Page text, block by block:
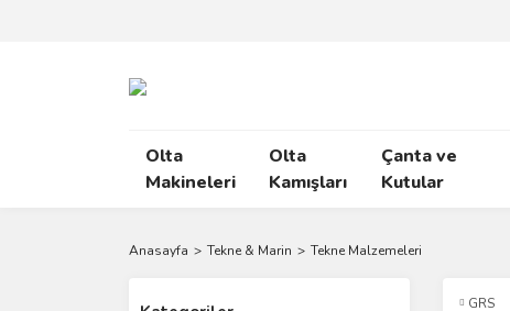
Olta
Makineleri
Olta
Kamışları
Çanta ve
Kutular
Anasayfa Tekne & Marin Tekne Malzemeleri
GRS